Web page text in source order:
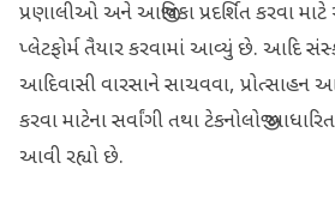
પ્રણાલીઓ અને આજીવિકા પ્રદર્શિત કરવા
પ્લેટફોર્મ તૈયાર કરવામાં આવ્યું છે. આદિ
આદિવાસી વારસાને સાચવવા,
કરવા માટેના સર્વાંગી તથા ટેકનોલોજી
આવી રહ્યો છે.